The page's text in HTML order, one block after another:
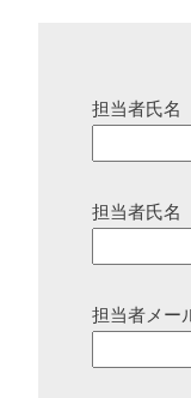
担当者氏名
担当者氏名
担当者メー